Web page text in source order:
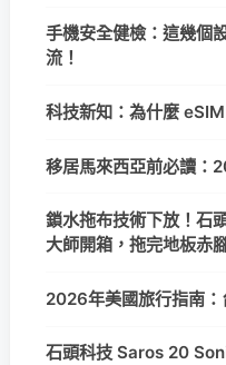
手機安全健檢：這幾個
流！
科技新知：為什麼
移居馬來西亞前必讀：
鎖水拖布技術下放！石
大師開箱，拖完地板赤
2026年美國旅行指南
石頭科技 Saros 20